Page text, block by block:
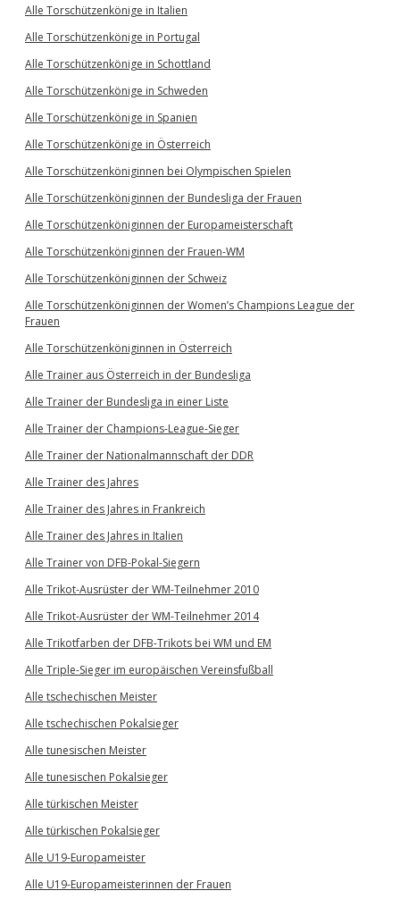
Alle Torschützenkönige in Italien
Alle Torschützenkönige in Portugal
Alle Torschützenkönige in Schottland
Alle Torschützenkönige in Schweden
Alle Torschützenkönige in Spanien
Alle Torschützenkönige in Österreich
Alle Torschützenköniginnen bei Olympischen Spielen
Alle Torschützenköniginnen der Bundesliga der Frauen
Alle Torschützenköniginnen der Europameisterschaft
Alle Torschützenköniginnen der Frauen-WM
Alle Torschützenköniginnen der Schweiz
Alle Torschützenköniginnen der Women’s Champions League der
Frauen
Alle Torschützenköniginnen in Österreich
Alle Trainer aus Österreich in der Bundesliga
Alle Trainer der Bundesliga in einer Liste
Alle Trainer der Champions-League-Sieger
Alle Trainer der Nationalmannschaft der DDR
Alle Trainer des Jahres
Alle Trainer des Jahres in Frankreich
Alle Trainer des Jahres in Italien
Alle Trainer von DFB-Pokal-Siegern
Alle Trikot-Ausrüster der WM-Teilnehmer 2010
Alle Trikot-Ausrüster der WM-Teilnehmer 2014
Alle Trikotfarben der DFB-Trikots bei WM und EM
Alle Triple-Sieger im europäischen Vereinsfußball
Alle tschechischen Meister
Alle tschechischen Pokalsieger
Alle tunesischen Meister
Alle tunesischen Pokalsieger
Alle türkischen Meister
Alle türkischen Pokalsieger
Alle U19-Europameister
Alle U19-Europameisterinnen der Frauen